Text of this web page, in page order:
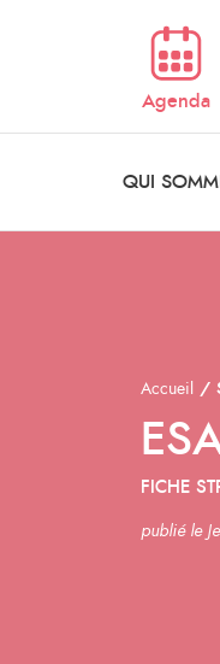
Agenda
QUI
Accueil
FICHE
publié le